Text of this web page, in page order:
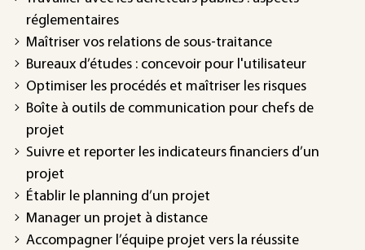
réglementaires
Maîtriser vos relations de sous-traitance
Bureaux d’études : concevoir pour l'utilisateur
Optimiser les procédés et maîtriser les risques
Boîte à outils de communication pour chefs de
projet
Suivre et reporter les indicateurs financiers d’un
projet
Établir le planning d’un projet
Manager un projet à distance
Accompagner l’équipe projet vers la réussite